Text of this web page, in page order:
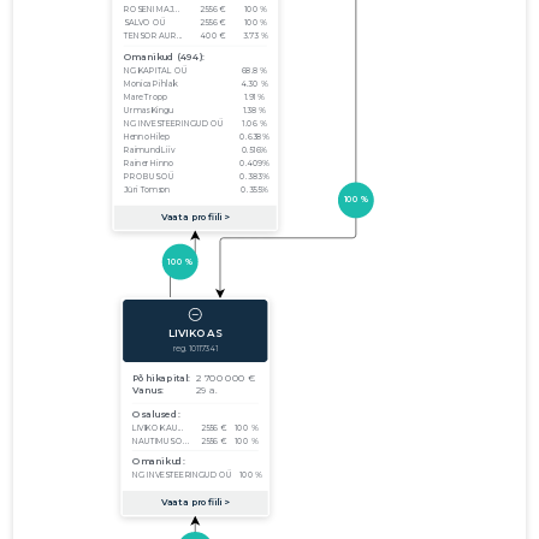
31.12.2014
01.01.2013–
31.12.2013
01.01.2012–
31.12.2012
01.01.2011–
31.12.2011
01.01.2010–
31.12.2010
01.01.2009–
31.12.2009
01.01.2008–
31.12.2008